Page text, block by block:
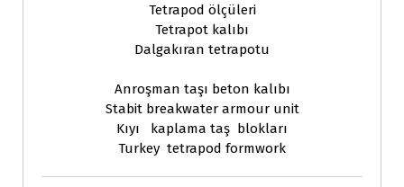
Tetrapod ölçüleri
Tetrapot kalıbı
Dalgakıran tetrapotu
Anroşman taşı beton kalıbı
Stabit breakwater armour unit
Kıyı kaplama taş blokları
Turkey tetrapod formwork